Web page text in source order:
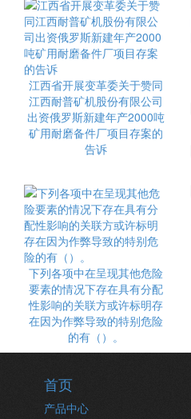
江西省开展变革委关于赞同
江西耐普矿机股份有限公司
出资俄罗斯新建年产2000吨
矿用耐磨备件厂项目存案的
告诉
下列各项中在呈现其他危险
要素的情况下存在具有分配
性影响的关联方或许标明存
在因为作弊导致的特别危险
的有（）。
首页
产品中心